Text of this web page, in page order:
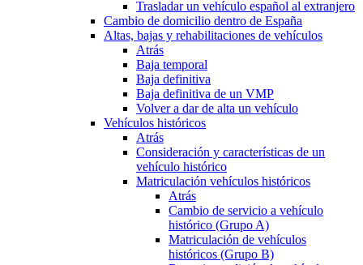
Trasladar un vehículo español al extranjero
Cambio de domicilio dentro de España
Altas, bajas y rehabilitaciones de vehículos
Atrás
Baja temporal
Baja definitiva
Baja definitiva de un VMP
Volver a dar de alta un vehículo
Vehículos históricos
Atrás
Consideración y características de un
vehículo histórico
Matriculación vehículos históricos
Atrás
Cambio de servicio a vehículo
histórico (Grupo A)
Matriculación de vehículos
históricos (Grupo B)